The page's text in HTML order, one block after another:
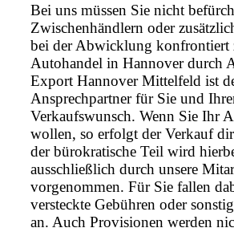
Bei uns müssen Sie nicht
Zwischenhändlern oder
bei der Abwicklung konfrontiert
Autohandel in Hannover durch
Export Hannover Mittelfeld ist
Ansprechpartner für Sie und
Verkaufswunsch. Wenn Sie Ihr
wollen, so erfolgt der Verkauf
der bürokratische Teil wird
ausschließlich durch unsere
vorgenommen. Für Sie fallen
versteckte Gebühren oder
an. Auch Provisionen werden